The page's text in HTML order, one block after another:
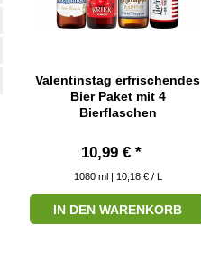
Valentinstag erfrischendes
Bier Paket mit 4
Bierflaschen
10,99 € *
1080 ml | 10,18 € / L
IN DEN WARENKORB